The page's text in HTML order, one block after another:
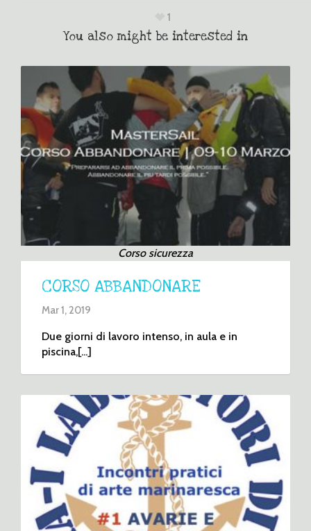
1
You also might be interested in
Corso sicurezza
CORSO ABBANDONARE
Mar 1, 2019
Due giorni di lavoro intenso, in aula e in
piscina,[...]